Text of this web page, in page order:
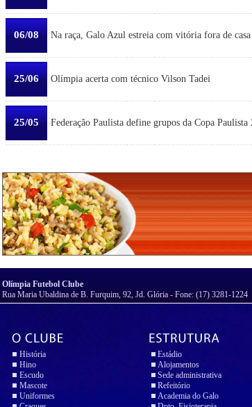
06/08 Na raça, Galo Azul estreia com vitória fora de casa
25/06 Olímpia acerta com técnico Vilson Tadei
25/05 Federação Paulista define grupos da Copa Paulista
Olímpia Futebol Clube
Rua Maria Ubaldina de B. Furquim, 92, Jd. Glória - Fone: (17) 3281-1224
História
Hino
Escudo
Mascote
Uniformes
Estádio
Alojamentos
Sede administrativa
Refeitório
Academia do Galo